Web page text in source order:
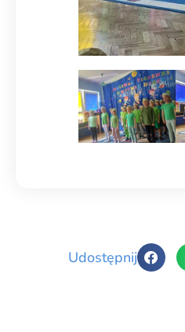
Udostępnij